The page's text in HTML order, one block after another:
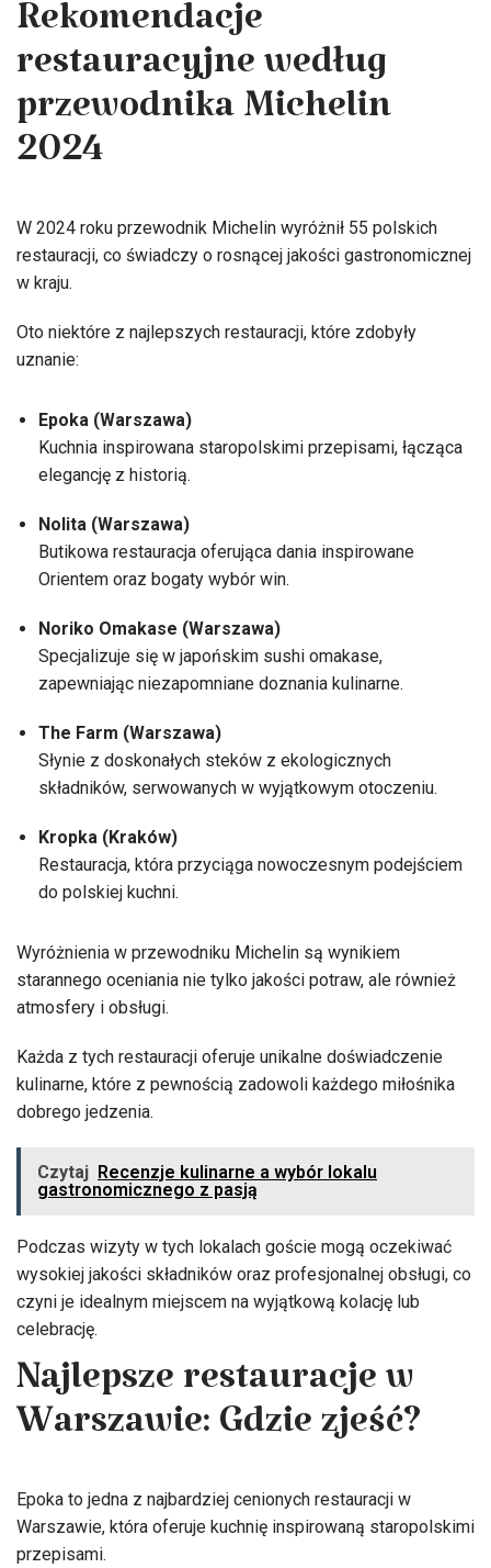
Rekomendacje
restauracyjne według
przewodnika Michelin
2024
W 2024 roku przewodnik Michelin wyróżnił 55 polskich
restauracji, co świadczy o rosnącej jakości gastronomicznej
w kraju.
Oto niektóre z najlepszych restauracji, które zdobyły
uznanie:
Epoka (Warszawa)
Kuchnia inspirowana staropolskimi przepisami, łącząca
elegancję z historią.
Nolita (Warszawa)
Butikowa restauracja oferująca dania inspirowane
Orientem oraz bogaty wybór win.
Noriko Omakase (Warszawa)
Specjalizuje się w japońskim sushi omakase,
zapewniając niezapomniane doznania kulinarne.
The Farm (Warszawa)
Słynie z doskonałych steków z ekologicznych
składników, serwowanych w wyjątkowym otoczeniu.
Kropka (Kraków)
Restauracja, która przyciąga nowoczesnym podejściem
do polskiej kuchni.
Wyróżnienia w przewodniku Michelin są wynikiem
starannego oceniania nie tylko jakości potraw, ale również
atmosfery i obsługi.
Każda z tych restauracji oferuje unikalne doświadczenie
kulinarne, które z pewnością zadowoli każdego miłośnika
dobrego jedzenia.
Czytaj Recenzje kulinarne a wybór lokalu
gastronomicznego z pasją
Podczas wizyty w tych lokalach goście mogą oczekiwać
wysokiej jakości składników oraz profesjonalnej obsługi, co
czyni je idealnym miejscem na wyjątkową kolację lub
celebrację.
Najlepsze restauracje w
Warszawie: Gdzie zjeść?
Epoka to jedna z najbardziej cenionych restauracji w
Warszawie, która oferuje kuchnię inspirowaną staropolskimi
przepisami.